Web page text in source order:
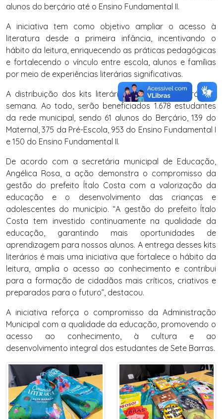
alunos do berçário até o Ensino Fundamental II.
A iniciativa tem como objetivo ampliar o acesso à
literatura desde a primeira infância, incentivando o
hábito da leitura, enriquecendo as práticas pedagógicas
e fortalecendo o vínculo entre escola, alunos e famílias
por meio de experiências literárias significativas.
A distribuição dos kits literários terá início na próxima
semana. Ao todo, serão beneficiados 1.678 estudantes
da rede municipal, sendo 61 alunos do Berçário, 139 do
Maternal, 375 da Pré-Escola, 953 do Ensino Fundamental I
e 150 do Ensino Fundamental II.
De acordo com a secretária municipal de Educação,
Angélica Rosa, a ação demonstra o compromisso da
gestão do prefeito Ítalo Costa com a valorização da
educação e o desenvolvimento das crianças e
adolescentes do município. “A gestão do prefeito Ítalo
Costa tem investido continuamente na qualidade da
educação, garantindo mais oportunidades de
aprendizagem para nossos alunos. A entrega desses kits
literários é mais uma iniciativa que fortalece o hábito da
leitura, amplia o acesso ao conhecimento e contribui
para a formação de cidadãos mais críticos, criativos e
preparados para o futuro”, destacou.
A iniciativa reforça o compromisso da Administração
Municipal com a qualidade da educação, promovendo o
acesso ao conhecimento, à cultura e ao
desenvolvimento integral dos estudantes de Sete Barras.